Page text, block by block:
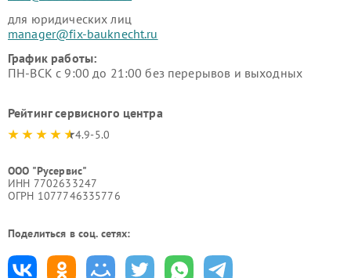
для юридических лиц
manager@fix-bauknecht.ru
График работы:
ПН-ВСК с 9:00 до 21:00 без перерывов и выходных
Рейтинг сервисного центра
4.9-5.0
ООО "Русервис"
ИНН 7702633247
ОГРН 1077746335776
Поделиться в соц. сетях: